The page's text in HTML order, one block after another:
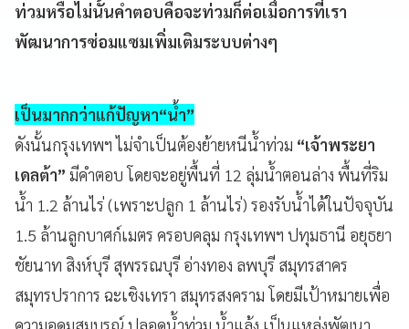
ท่วมหรือไม่นั้นคำตอบคือจะท่วมก็ต่อเมื่อการที่เรา
พัฒนาการซ่อมแซมเพิ่มเติมระบบต่างๆ
เป็นมากกว่าแก้ปัญหา“น้ำ”
ดังนั้นกรุงเทพฯ ไม่จำเป็นต้องย้ายหนีน้ำท่วม “เจ้าพระยา
เดลต้า” มีคำตอบ โดยจะอยู่พื้นที่ 12 ลุ่มน้ำตอนล่าง พื้นที่ริม
น้ำ 1.2 ล้านไร่ (เพราะปลูก 1 ล้านไร่) รองรับน้ำได้ในปัจจุบัน
1.5 ล้านลูกบาศก์เมตร ครอบคลุม กรุงเทพฯ ปทุมธานี อยุธยา
ชัยนาท สิงห์บุรี สุพรรณบุรี อ่างทอง ลพบุรี สมุทรสาคร
สมุทรปราการ ฉะเชิงเทรา สมุทรสงคราม โดยมีเป้าหมายเพื่อ